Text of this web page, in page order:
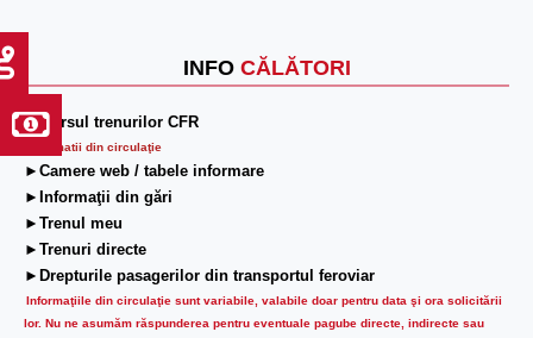
INFO CĂLĂTORI
►Mersul trenurilor CFR
Informatii din circulaţie
►Camere web / tabele informare
►Informaţii din gări
►Trenul meu
►Trenuri directe
►Drepturile pasagerilor din transportul feroviar
Informaţiile din circulaţie sunt variabile, valabile doar pentru data şi ora solicitării
lor. Nu ne asumăm răspunderea pentru eventuale pagube directe, indirecte sau